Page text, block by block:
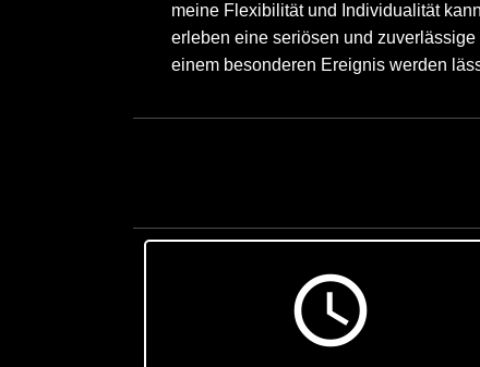
meine Flexibilität und Individualität
erleben eine seriösen und
einem besonderen Ereignis werden
access_time